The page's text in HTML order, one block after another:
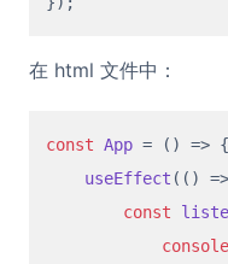
在 html 文件中：
const App = ( ) => {
useEffect ( () =>
const
console